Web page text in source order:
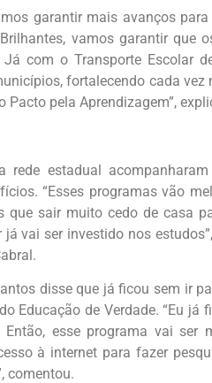
garantir mais avanços
vamos garantir que
com o Transporte Escolar
fortalecendo cada
pela Aprendizagem”,
rede estadual
“Esses programas vão
que sair muito cedo de casa
vai ser investido nos
disse que já ficou sem ir
Educação de Verdade. “Eu já
esse programa vai ser
à internet para fazer
comentou.